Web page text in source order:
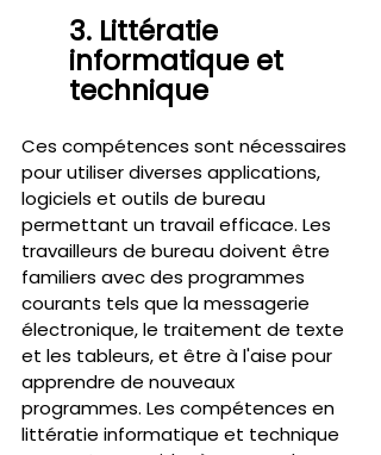
3. Littératie
informatique et
technique
Ces compétences sont nécessaires
pour utiliser diverses applications,
logiciels et outils de bureau
permettant un travail efficace. Les
travailleurs de bureau doivent être
familiers avec des programmes
courants tels que la messagerie
électronique, le traitement de texte
et les tableurs, et être à l'aise pour
apprendre de nouveaux
programmes. Les compétences en
littératie informatique et technique